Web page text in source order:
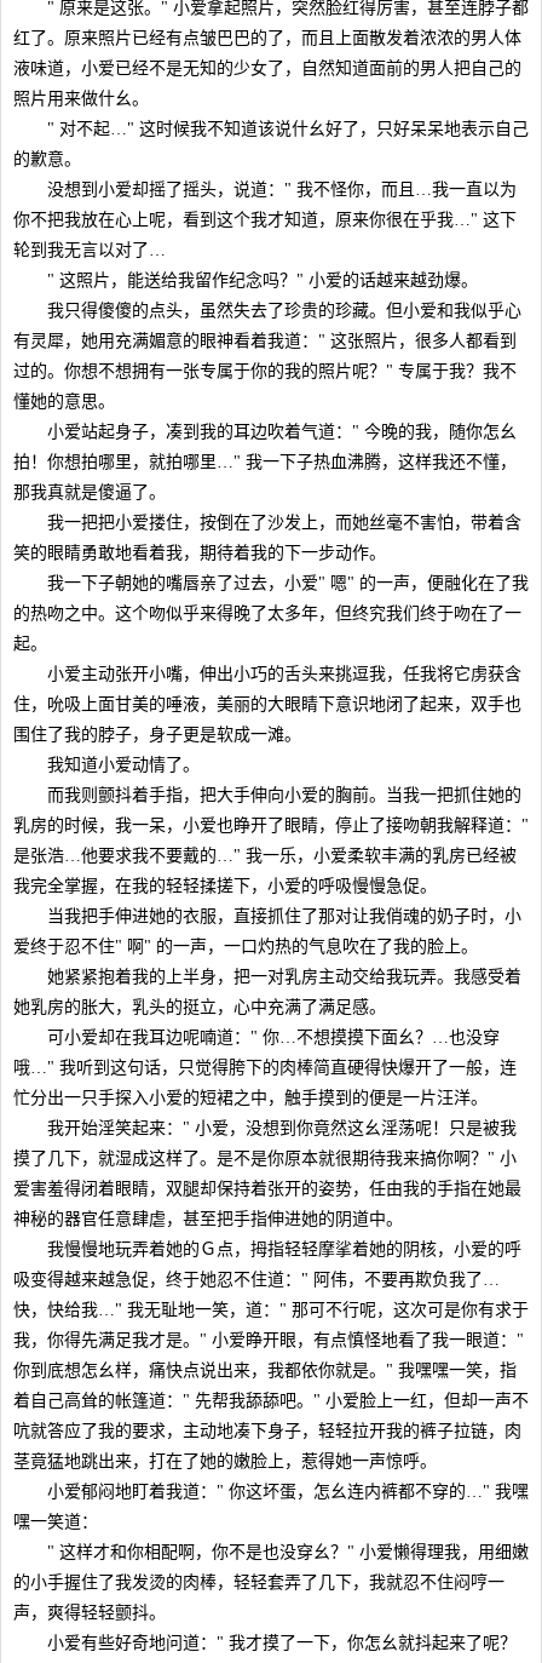
" 原来是这张。" 小爱拿起照片，突然脸红得厉害，甚至连脖子都
红了。原来照片已经有点皱巴巴的了，而且上面散发着浓浓的男人体
液味道，小爱已经不是无知的少女了，自然知道面前的男人把自己的
照片用来做什幺。
" 对不起…" 这时候我不知道该说什幺好了，只好呆呆地表示自己
的歉意。
没想到小爱却摇了摇头，说道：" 我不怪你，而且…我一直以为
你不把我放在心上呢，看到这个我才知道，原来你很在乎我…" 这下
轮到我无言以对了…
" 这照片，能送给我留作纪念吗？" 小爱的话越来越劲爆。
我只得傻傻的点头，虽然失去了珍贵的珍藏。但小爱和我似乎心
有灵犀，她用充满媚意的眼神看着我道：" 这张照片，很多人都看到
过的。你想不想拥有一张专属于你的我的照片呢？" 专属于我？我不
懂她的意思。
小爱站起身子，凑到我的耳边吹着气道：" 今晚的我，随你怎幺
拍！你想拍哪里，就拍哪里…" 我一下子热血沸腾，这样我还不懂，
那我真就是傻逼了。
我一把把小爱搂住，按倒在了沙发上，而她丝毫不害怕，带着含
笑的眼睛勇敢地看着我，期待着我的下一步动作。
我一下子朝她的嘴唇亲了过去，小爱" 嗯" 的一声，便融化在了我
的热吻之中。这个吻似乎来得晚了太多年，但终究我们终于吻在了一
起。
小爱主动张开小嘴，伸出小巧的舌头来挑逗我，任我将它虏获含
住，吮吸上面甘美的唾液，美丽的大眼睛下意识地闭了起来，双手也
围住了我的脖子，身子更是软成一滩。
我知道小爱动情了。
而我则颤抖着手指，把大手伸向小爱的胸前。当我一把抓住她的
乳房的时候，我一呆，小爱也睁开了眼睛，停止了接吻朝我解释道："
是张浩…他要求我不要戴的…" 我一乐，小爱柔软丰满的乳房已经被
我完全掌握，在我的轻轻揉搓下，小爱的呼吸慢慢急促。
当我把手伸进她的衣服，直接抓住了那对让我俏魂的奶子时，小
爱终于忍不住" 啊" 的一声，一口灼热的气息吹在了我的脸上。
她紧紧抱着我的上半身，把一对乳房主动交给我玩弄。我感受着
她乳房的胀大，乳头的挺立，心中充满了满足感。
可小爱却在我耳边呢喃道：" 你…不想摸摸下面幺？…也没穿
哦…" 我听到这句话，只觉得胯下的肉棒简直硬得快爆开了一般，连
忙分出一只手探入小爱的短裙之中，触手摸到的便是一片汪洋。
我开始淫笑起来：" 小爱，没想到你竟然这幺淫荡呢！只是被我
摸了几下，就湿成这样了。是不是你原本就很期待我来搞你啊？" 小
爱害羞得闭着眼睛，双腿却保持着张开的姿势，任由我的手指在她最
神秘的器官任意肆虐，甚至把手指伸进她的阴道中。
我慢慢地玩弄着她的Ｇ点，拇指轻轻摩挲着她的阴核，小爱的呼
吸变得越来越急促，终于她忍不住道：" 阿伟，不要再欺负我了…
快，快给我…" 我无耻地一笑，道：" 那可不行呢，这次可是你有求于
我，你得先满足我才是。" 小爱睁开眼，有点慎怪地看了我一眼道："
你到底想怎幺样，痛快点说出来，我都依你就是。" 我嘿嘿一笑，指
着自己高耸的帐篷道：" 先帮我舔舔吧。" 小爱脸上一红，但却一声不
吭就答应了我的要求，主动地凑下身子，轻轻拉开我的裤子拉链，肉
茎竟猛地跳出来，打在了她的嫩脸上，惹得她一声惊呼。
小爱郁闷地盯着我道：" 你这坏蛋，怎幺连内裤都不穿的…" 我嘿
嘿一笑道：
" 这样才和你相配啊，你不是也没穿幺？" 小爱懒得理我，用细嫩
的小手握住了我发烫的肉棒，轻轻套弄了几下，我就忍不住闷哼一
声，爽得轻轻颤抖。
小爱有些好奇地问道：" 我才摸了一下，你怎幺就抖起来了呢？